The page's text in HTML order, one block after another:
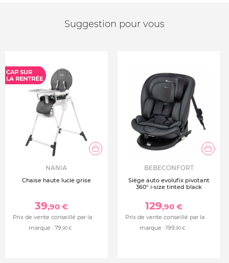
Suggestion pour vous
NANIA
Chaise haute lucie grise
39,90 €
Prix de vente conseillé par la
marque : 79,90 €
BEBECONFORT
Siège auto evolufix pivotant
360° i-size tinted black
129,90 €
Prix de vente conseillé par la
marque : 199,90 €